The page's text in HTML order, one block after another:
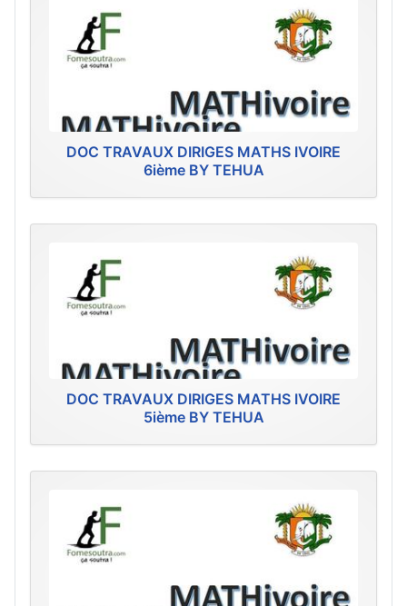
DOC TRAVAUX DIRIGES MATHS IVOIRE
6ième BY TEHUA
DOC TRAVAUX DIRIGES MATHS IVOIRE
5ième BY TEHUA